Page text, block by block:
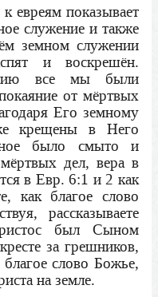
евреям показывает
служение и также
земном служении
и воскрешён.
все мы были
от мёртвых
Его земному
крещены в Него
было смыто и
дел, вера в
в Евр. 6:1 и 2 как
как благое слово
рассказываете
был Сыном
за грешников,
слово Божье,
на земле.